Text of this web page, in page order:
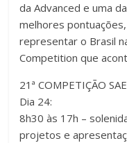
da Advanced e uma
melhores
representar o Brasil
Competition que
21ª COMPETIÇÃO
Dia 24:
8h30 às 17h –
projetos e